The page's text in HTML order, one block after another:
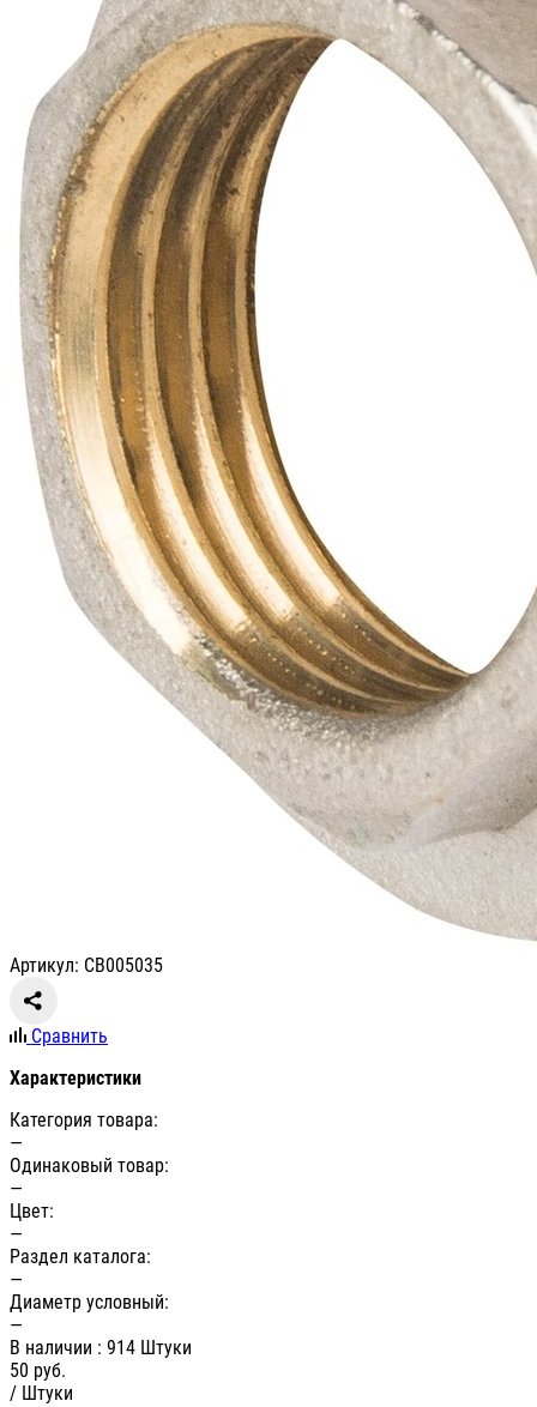
Артикул: СВ005035
Сравнить
Характеристики
Категория товара:
—
Одинаковый товар:
—
Цвет:
—
Раздел каталога:
—
Диаметр условный:
—
В наличии : 914 Штуки
50 руб.
/ Штуки